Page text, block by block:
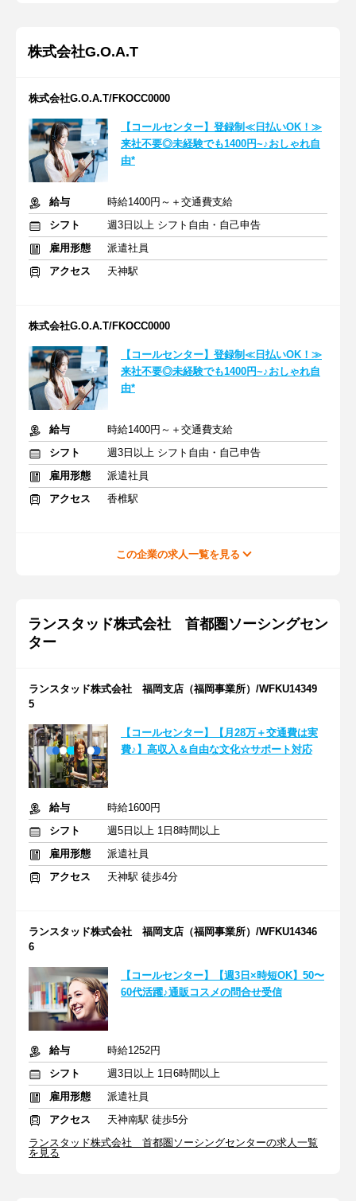
株式会社G.O.A.T
株式会社G.O.A.T/FKOCC0000
【コールセンター】登録制≪日払いOK！≫
来社不要◎未経験でも1400円~♪おしゃれ自
由*
給与
時給1400円～＋交通費支給
シフト
週3日以上 シフト自由・自己申告
雇用形態
派遣社員
アクセス
天神駅
株式会社G.O.A.T/FKOCC0000
【コールセンター】登録制≪日払いOK！≫
来社不要◎未経験でも1400円~♪おしゃれ自
由*
給与
時給1400円～＋交通費支給
シフト
週3日以上 シフト自由・自己申告
雇用形態
派遣社員
アクセス
香椎駅
この企業の求人一覧を見る
ランスタッド株式会社 首都圏ソーシングセン
ター
ランスタッド株式会社 福岡支店（福岡事業所）/WFKU14349
5
【コールセンター】【月28万＋交通費は実
費♪】高収入＆自由な文化☆サポート対応
給与
時給1600円
シフト
週5日以上 1日8時間以上
雇用形態
派遣社員
アクセス
天神駅 徒歩4分
ランスタッド株式会社 福岡支店（福岡事業所）/WFKU14346
6
【コールセンター】【週3日×時短OK】50〜
60代活躍♪通販コスメの問合せ受信
給与
時給1252円
シフト
週3日以上 1日6時間以上
雇用形態
派遣社員
アクセス
天神南駅 徒歩5分
ランスタッド株式会社 首都圏ソーシングセンターの求人一覧
を見る